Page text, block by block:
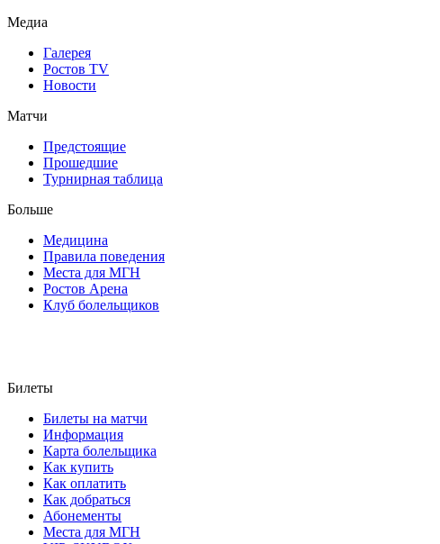
Медиа
Галерея
Ростов TV
Новости
Матчи
Предстоящие
Прошедшие
Турнирная таблица
Больше
Медицина
Правила поведения
Места для МГН
Ростов Арена
Клуб болельщиков
Билеты
Билеты на матчи
Информация
Карта болельщика
Как купить
Как оплатить
Как добраться
Абонементы
Места для МГН